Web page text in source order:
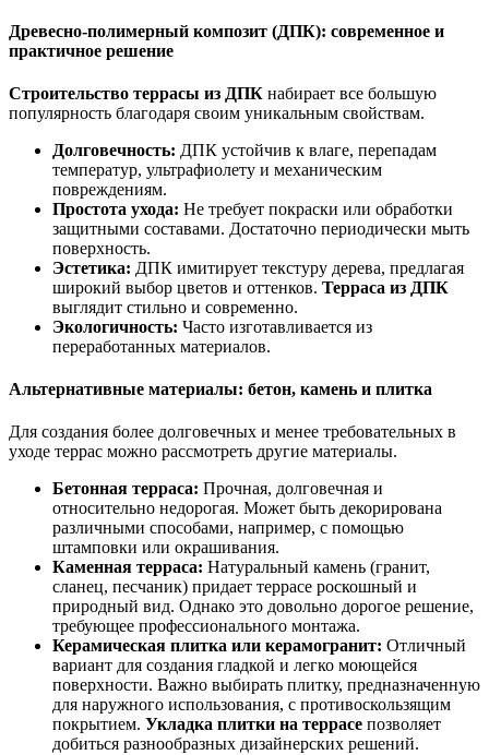
Древесно-полимерный композит (ДПК): современное и
практичное решение
Строительство террасы из ДПК набирает все большую
популярность благодаря своим уникальным свойствам.
Долговечность: ДПК устойчив к влаге, перепадам
температур, ультрафиолету и механическим
повреждениям.
Простота ухода: Не требует покраски или обработки
защитными составами. Достаточно периодически мыть
поверхность.
Эстетика: ДПК имитирует текстуру дерева, предлагая
широкий выбор цветов и оттенков. Терраса из ДПК
выглядит стильно и современно.
Экологичность: Часто изготавливается из
переработанных материалов.
Альтернативные материалы: бетон, камень и плитка
Для создания более долговечных и менее требовательных в
уходе террас можно рассмотреть другие материалы.
Бетонная терраса: Прочная, долговечная и
относительно недорогая. Может быть декорирована
различными способами, например, с помощью
штамповки или окрашивания.
Каменная терраса: Натуральный камень (гранит,
сланец, песчаник) придает террасе роскошный и
природный вид. Однако это довольно дорогое решение,
требующее профессионального монтажа.
Керамическая плитка или керамогранит: Отличный
вариант для создания гладкой и легко моющейся
поверхности. Важно выбирать плитку, предназначенную
для наружного использования, с противоскользящим
покрытием. Укладка плитки на террасе позволяет
добиться разнообразных дизайнерских решений.